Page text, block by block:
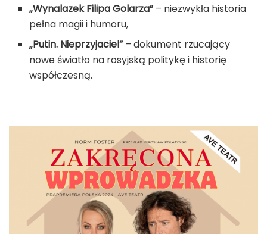
„Wynalazek Filipa Golarza”– niezwykła historia
pełna magii i humoru,
„Putin. Nieprzyjaciel”– dokument rzucający
nowe światło na rosyjską politykę i historię
współczesną.